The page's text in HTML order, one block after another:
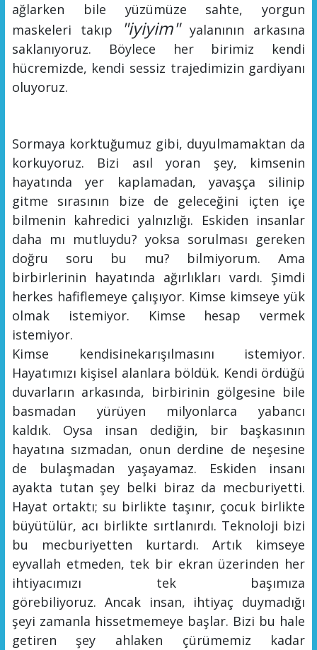
ağlarken bile yüzümüze sahte, yorgun
maskeleri takıp
"iyiyim"yalanının arkasına
saklanıyoruz.
Böylece her birimiz kendi
hücremizde, kendi sessiz trajedimizin gardiyanı
oluyoruz.
Sormaya korktuğumuz gibi, duyulmamaktan da
korkuyoruz. Bizi asıl yoran şey, kimsenin
hayatında yer kaplamadan, yavaşça silinip
gitme sırasının bize de geleceğini içten içe
bilmenin kahredici yalnızlığı.
Eskiden insanlar
daha mı mutluydu? yoksa sorulması gereken
doğru soru bu mu? bilmiyorum.
Ama
birbirlerinin hayatında ağırlıkları vardı. Şimdi
herkes hafiflemeye çalışıyor. Kimse kimseye yük
olmak istemiyor. Kimse hesap vermek
istemiyor.
Kimse kendisinekarışılmasını istemiyor.
Hayatımızı kişisel alanlara böldük. Kendi ördüğü
duvarların arkasında, birbirinin gölgesine bile
basmadan yürüyen milyonlarca yabancı
kaldık.
Oysa insan dediğin, bir başkasının
hayatına sızmadan, onun derdine de neşesine
de bulaşmadan yaşayamaz.
Eskiden insanı
ayakta tutan şey belki biraz da mecburiyetti.
Hayat ortaktı; su birlikte taşınır, çocuk birlikte
büyütülür, acı birlikte sırtlanırdı. Teknoloji bizi
bu mecburiyetten kurtardı. Artık kimseye
eyvallah etmeden, tek bir ekran üzerinden her
ihtiyacımızı tek başımıza
görebiliyoruz. Ancak insan, ihtiyaç duymadığı
şeyi zamanla hissetmemeye başlar. Bizi bu hale
getiren şey ahlaken çürümemiz kadar